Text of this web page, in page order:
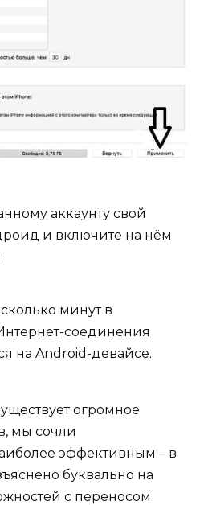
аккаунту свой
и включите на нём
минут в
соединения
на Android-девайсе.
огромное
мы сочли
эффективным – в
буквально на
с переносом